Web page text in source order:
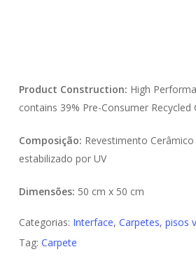
Product Construction: High
contains 39% Pre-Consumer Recycled
Composição: Revestimento
estabilizado por UV
Dimensões: 50 cm x 50 cm
Categorias: Interface, Carpetes, pisos
Tag: Carpete